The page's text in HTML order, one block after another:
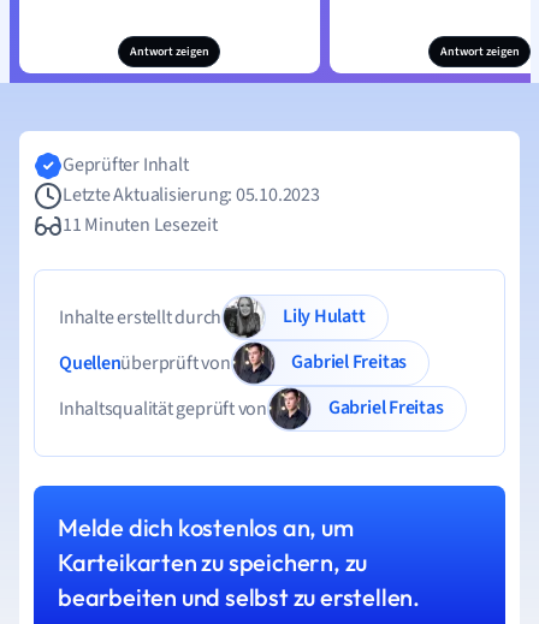
Antwort zeigen Antwort zeigen
Geprüfter Inhalt
Letzte Aktualisierung: 05.10.2023
11 Minuten Lesezeit
Inhalte erstellt durch
Lily Hulatt
Quellenüberprüft von
Gabriel Freitas
Inhaltsqualität geprüft von
Gabriel Freitas
Melde dich kostenlos an, um
Karteikarten zu speichern, zu
bearbeiten und selbst zu erstellen.